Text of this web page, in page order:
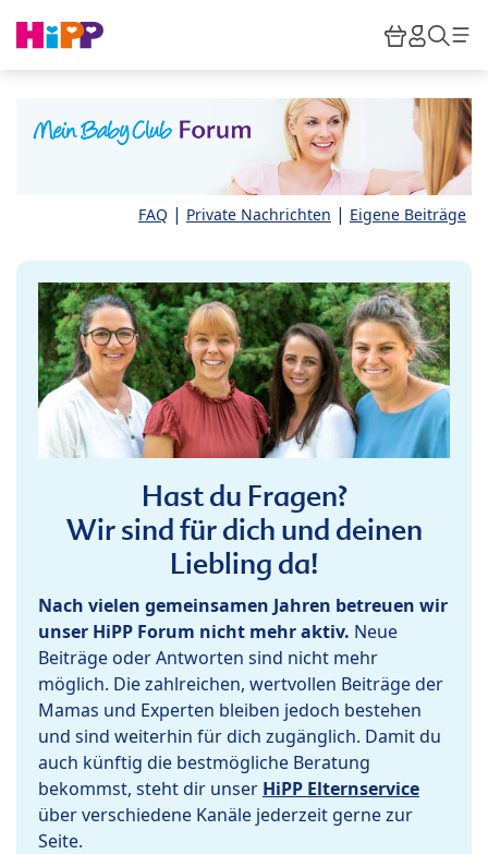
HiPP
FAQ | Private Nachrichten | Eigene Beiträge
Hast du Fragen?
Wir sind für dich und deinen
Liebling da!
Nach vielen gemeinsamen Jahren betreuen wir
unser HiPP Forum nicht mehr aktiv. Neue
Beiträge oder Antworten sind nicht mehr
möglich. Die zahlreichen, wertvollen Beiträge der
Mamas und Experten bleiben jedoch bestehen
und sind weiterhin für dich zugänglich. Damit du
auch künftig die bestmögliche Beratung
bekommst, steht dir unser HiPP Elternservice
über verschiedene Kanäle jederzeit gerne zur
Seite.